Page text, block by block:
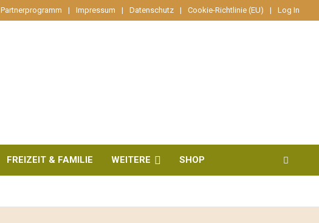
Partnerprogramm Impressum Datenschutz Cookie-Richtlinie (EU) Log In
FREIZEIT & FAMILIE WEITERE SHOP